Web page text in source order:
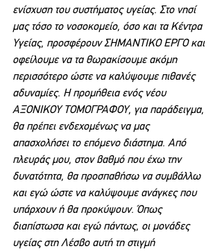
ενίσχυση του συστήματος υγείας. Στο νησί
μας τόσο το νοσοκομείο, όσο και τα Κέντρα
Υγείας, προσφέρουν ΣΗΜΑΝΤΙΚΟ ΕΡΓΟ και
οφείλουμε να τα θωρακίσουμε ακόμη
περισσότερο ώστε να καλύψουμε πιθανές
αδυναμίες. Η προμήθεια ενός νέου
ΑΞΟΝΙΚΟΥ ΤΟΜΟΓΡΑΦΟΥ, για παράδειγμα,
θα πρέπει ενδεχομένως να μας
απασχολήσει το επόμενο διάστημα. Από
πλευράς μου, στον βαθμό που έχω την
δυνατότητα, θα προσπαθήσω να συμβάλλω
και εγώ ώστε να καλύψουμε ανάγκες που
υπάρχουν ή θα προκύψουν. Όπως
διαπίστωσα και εγώ πάντως, οι μονάδες
υγείας στη Λέσβο αυτή τη στιγμή